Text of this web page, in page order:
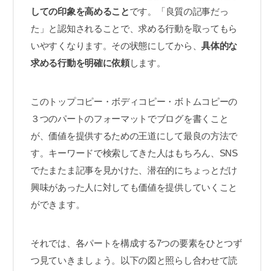
しての印象を高めることです。「良質の記事だっ
た」と認知されることで、求める行動を取ってもら
いやすくなります。その状態にしてから、具体的な
求める行動を明確に依頼します。
このトップコピー・ボディコピー・ボトムコピーの
３つのパートのフォーマットでブログを書くこと
が、価値を提供するための王道にして最良の方法で
す。キーワードで検索してきた人はもちろん、SNS
でたまたま記事を見かけた、潜在的にちょっとだけ
興味があった人に対しても価値を提供していくこと
ができます。
それでは、各パートを構成する7つの要素をひとつず
つ見ていきましょう。以下の図と照らし合わせて読